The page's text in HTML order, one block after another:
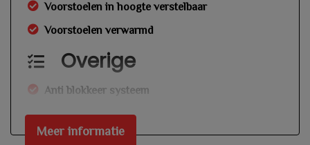
Voorstoelen in hoogte verstelbaar
Voorstoelen verwarmd
Overige
Anti blokkeer systeem
Bestuurdersairbag
Bluetooth
Meer informatie